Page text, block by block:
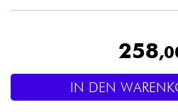
Licht
258
IN DEN